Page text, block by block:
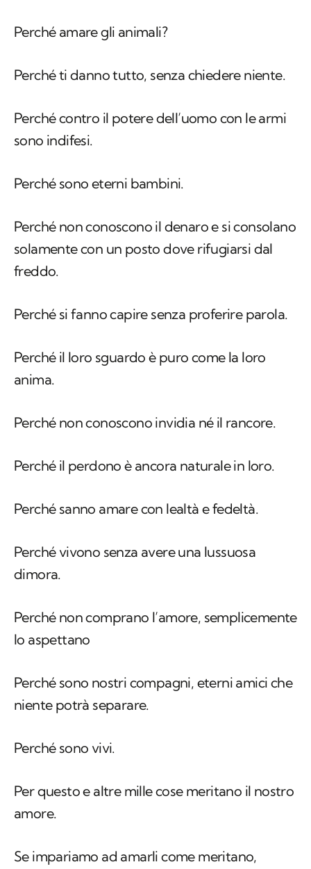
Perché amare gli animali?
Perché ti danno tutto, senza chiedere niente.
Perché contro il potere dell’uomo con le armi
sono indifesi.
Perché sono eterni bambini.
Perché non conoscono il denaro e si consolano
solamente con un posto dove rifugiarsi dal
freddo.
Perché si fanno capire senza proferire parola.
Perché il loro sguardo è puro come la loro
anima.
Perché non conoscono invidia né il rancore.
Perché il perdono è ancora naturale in loro.
Perché sanno amare con lealtà e fedeltà.
Perché vivono senza avere una lussuosa
dimora.
Perché non comprano l’amore, semplicemente
lo aspettano
Perché sono nostri compagni, eterni amici che
niente potrà separare.
Perché sono vivi.
Per questo e altre mille cose meritano il nostro
amore.
Se impariamo ad amarli come meritano,